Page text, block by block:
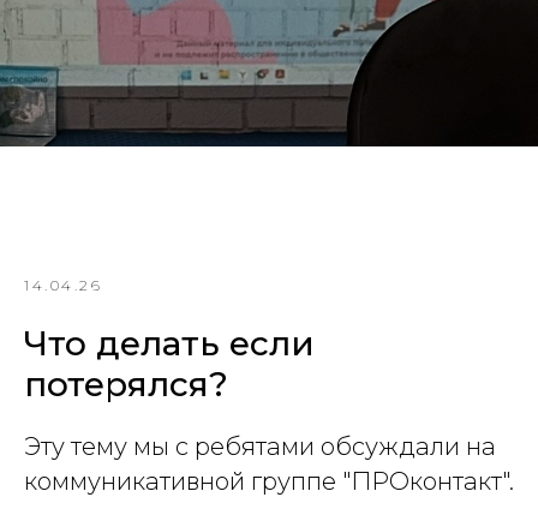
14.04.26
Что делать если
потерялся?
Эту тему мы с ребятами обсуждали на
коммуникативной группе "ПРОконтакт".